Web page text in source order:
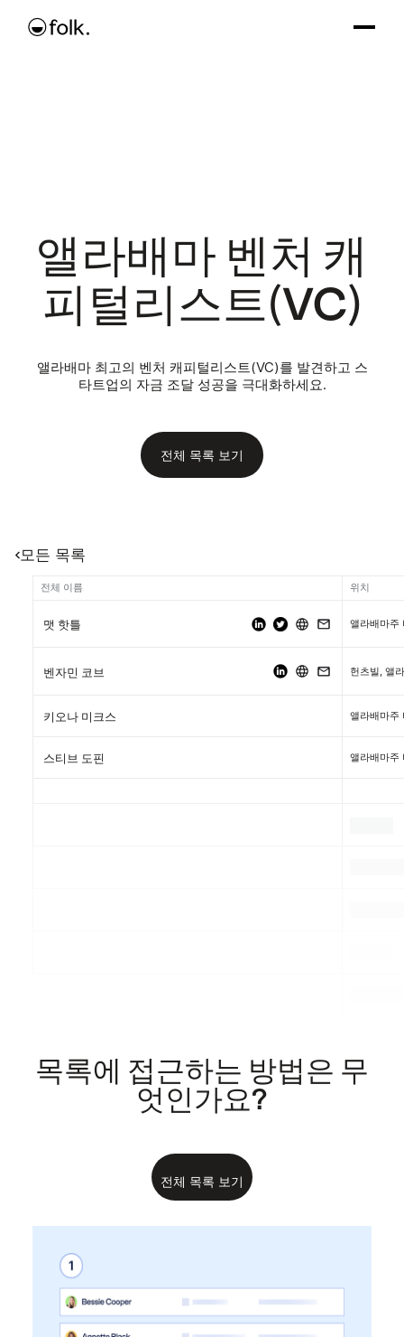
앨라배마 벤처 캐
피털리스트(VC)
앨라배마 최고의 벤처 캐피털리스트(VC)를 발견하고 스
타트업의 자금 조달 성공을 극대화하세요.
전체 목록 보기
모든 목록
전체 이름 위치
맷 핫틀 앨라배마주
벤자민 코브 헌츠빌, 앨
키오나 미크스 앨라배마주
스티브 도핀 앨라배마주
목록에 접근하는 방법은 무
엇인가요?
전체 목록 보기